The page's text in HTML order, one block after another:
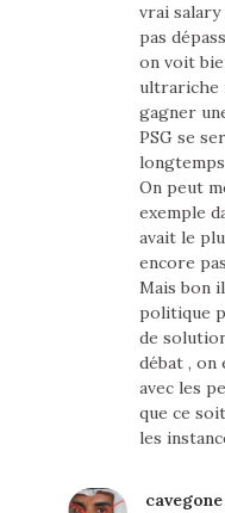
vrai salary
pas
on voit
ultrariche
gagner
PSG se
On peut
exemple
avait le
encore
Mais bon
politique
de
débat , on
avec les
que ce
les
cavegone